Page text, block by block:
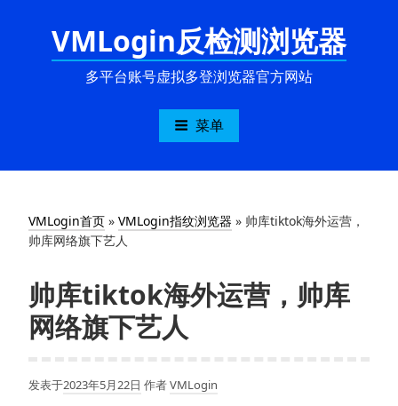
VMLogin反检测浏览器
多平台账号虚拟多登浏览器官方网站
菜单
VMLogin首页 » VMLogin指纹浏览器 » 帅库tiktok海外运营，
帅库网络旗下艺人
帅库tiktok海外运营，帅库
网络旗下艺人
发表于2023年5月22日 作者VMLogin